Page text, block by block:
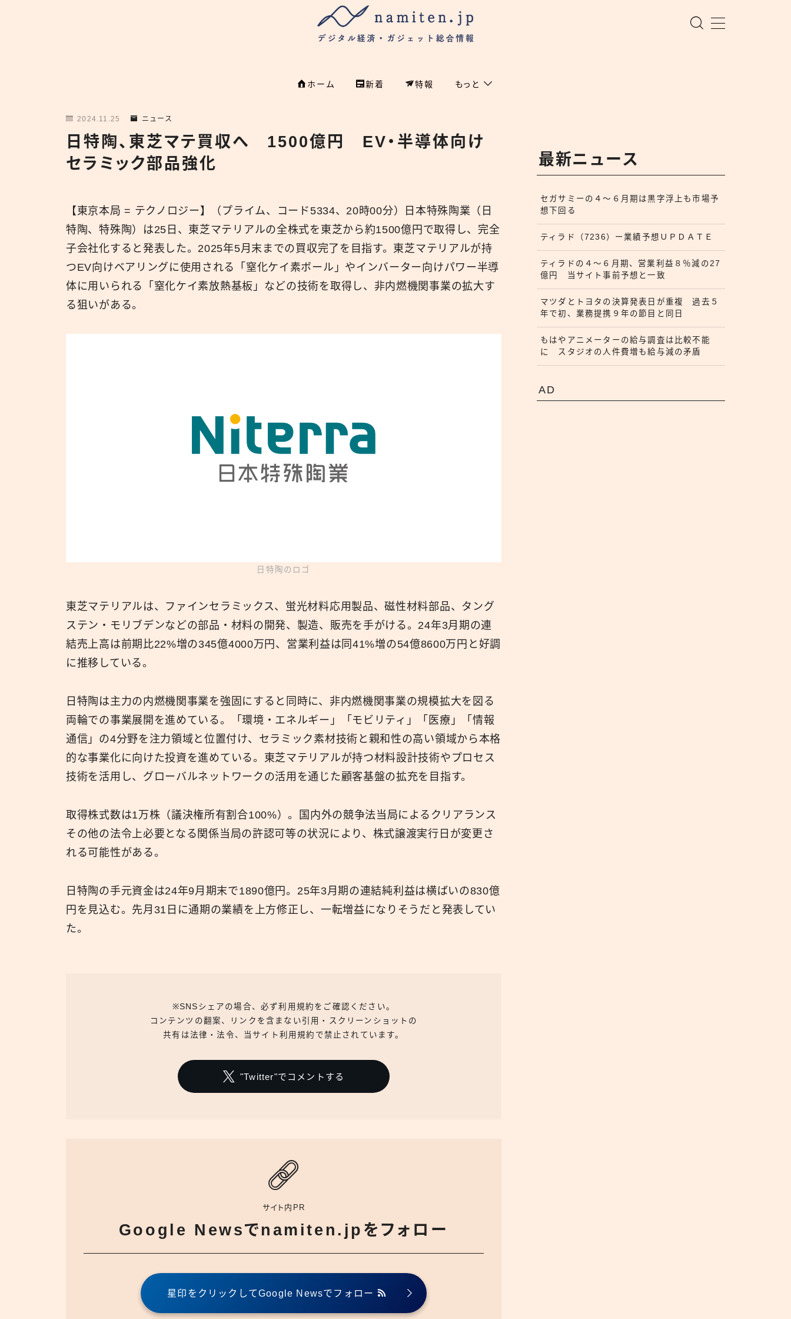
ホーム 新着 特報 もっと
特集
経済
危機管理
広報
特集
2024.11.25 ニュース
日特陶、東芝マテ買収へ 1500億円 EV・半導体向け
セラミック部品強化
【東京本局 = テクノロジー】（プライム、コード5334、20時00分）日本特殊陶業（日
特陶、特殊陶）は25日、東芝マテリアルの全株式を東芝から約1500億円で取得し、完全
子会社化すると発表した。2025年5月末までの買収完了を目指す。東芝マテリアルが持
つEV向けベアリングに使用される「窒化ケイ素ボール」やインバーター向けパワー半導
体に用いられる「窒化ケイ素放熱基板」などの技術を取得し、非内燃機関事業の拡大す
る狙いがある。
日特陶のロゴ
東芝マテリアルは、ファインセラミックス、蛍光材料応用製品、磁性材料部品、タング
ステン・モリブデンなどの部品・材料の開発、製造、販売を手がける。24年3月期の連
結売上高は前期比22%増の345億4000万円、営業利益は同41%増の54億8600万円と好調
に推移している。
日特陶は主力の内燃機関事業を強固にすると同時に、非内燃機関事業の規模拡大を図る
両輪での事業展開を進めている。「環境・エネルギー」「モビリティ」「医療」「情報
通信」の4分野を注力領域と位置付け、セラミック素材技術と親和性の高い領域から本格
的な事業化に向けた投資を進めている。東芝マテリアルが持つ材料設計技術やプロセス
技術を活用し、グローバルネットワークの活用を通じた顧客基盤の拡充を目指す。
取得株式数は1万株（議決権所有割合100%）。国内外の競争法当局によるクリアランス
その他の法令上必要となる関係当局の許認可等の状況により、株式譲渡実行日が変更さ
れる可能性がある。
日特陶の手元資金は24年9月期末で1890億円。25年3月期の連結純利益は横ばいの830億
円を見込む。先月31日に通期の業績を上方修正し、一転増益になりそうだと発表してい
た。
※SNSシェアの場合、必ず利用規約をご確認ください。
コンテンツの翻案、リンクを含まない引用・スクリーンショットの
共有は法律・法令、当サイト利用規約で禁止されています。
"Twitter"でコメントする
サイト内PR
Google Newsでnamiten.jpをフォロー
星印をクリックしてGoogle Newsでフォロー
最新ニュース
セガサミーの４〜６月期は黒字浮上も市場予
想下回る
ティラド（7236）ー業績予想ＵＰＤＡＴＥ
ティラドの４〜６月期、営業利益８％減の27
億円 当サイト事前予想と一致
マツダとトヨタの決算発表日が重複 過去５
年で初、業務提携９年の節目と同日
もはやアニメーターの給与調査は比較不能
に スタジオの人件費増も給与減の矛盾
AD